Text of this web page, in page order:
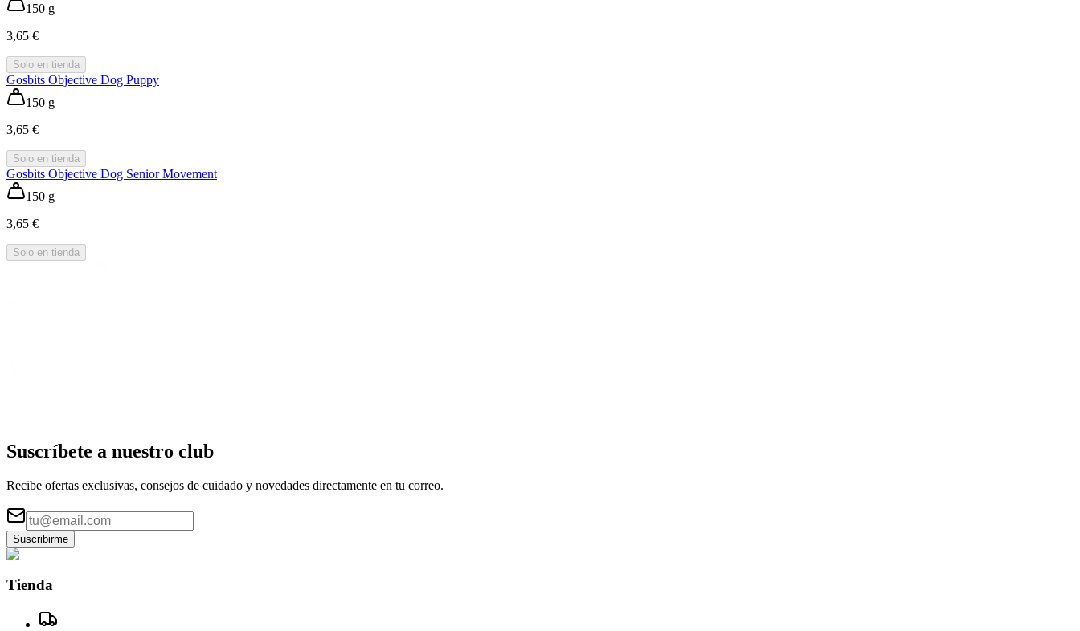
150 g
3,65 €
Solo en tienda
Gosbits Objective Dog Puppy
150 g
3,65 €
Solo en tienda
Gosbits Objective Dog Senior Movement
150 g
3,65 €
Solo en tienda
Suscríbete a nuestro club
Recibe ofertas exclusivas, consejos de cuidado y novedades directamente en tu correo.
Suscribirme
Tienda